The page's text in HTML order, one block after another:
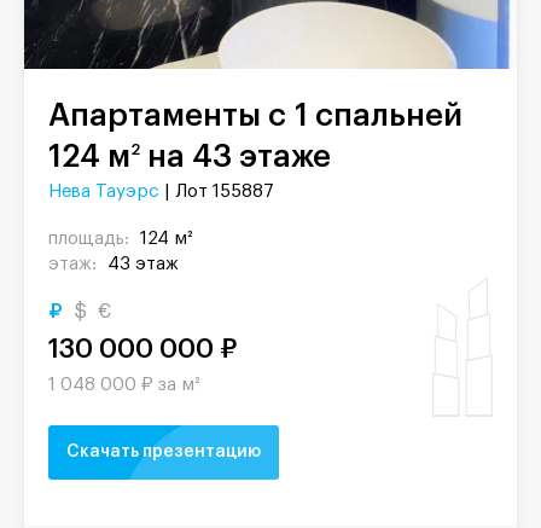
Апартаменты с 1 спальней
124 м2 на 43 этаже
Нева Тауэрс | Лот 155887
площадь:
124 м²
этаж:
43 этаж
₽ $ €
130 000 000 ₽
1 048 000 ₽ за м²
Скачать презентацию